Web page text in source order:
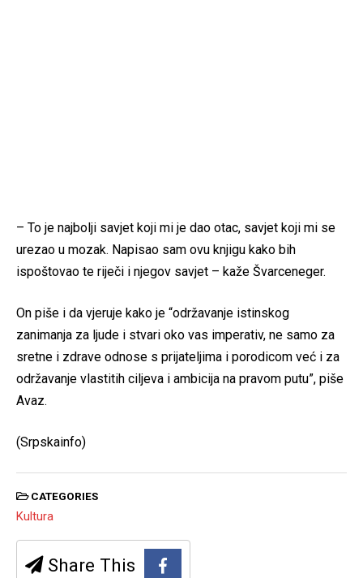
– To je najbolji savjet koji mi je dao otac, savjet koji mi se
urezao u mozak. Napisao sam ovu knjigu kako bih
ispoštovao te riječi i njegov savjet – kaže Švarceneger.
On piše i da vjeruje kako je “održavanje istinskog
zanimanja za ljude i stvari oko vas imperativ, ne samo za
sretne i zdrave odnose s prijateljima i porodicom već i za
održavanje vlastitih ciljeva i ambicija na pravom putu”, piše
Avaz.
(Srpskainfo)
CATEGORIES
Kultura
Share This